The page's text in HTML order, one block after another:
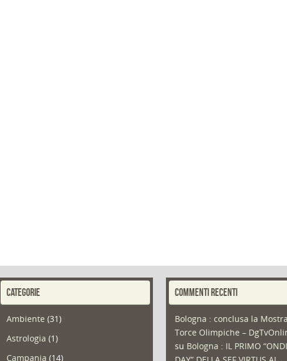
CATEGORIE
Ambiente (31)
Astrologia (1)
Campania (14)
COMMENTI RECENTI
Bologna : conclusa la
Torce Olimpiche –
su Bologna : IL PRIMO